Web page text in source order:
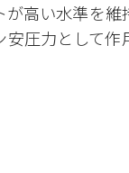
高い水準を
圧力として作